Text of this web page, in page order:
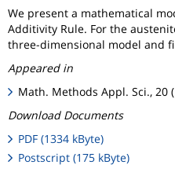
We present a mathematical
Additivity Rule. For the
three-dimensional model and
Appeared in
Math. Methods Appl. Sci., 20
Download Documents
PDF (1334 kByte)
Postscript (175 kByte)